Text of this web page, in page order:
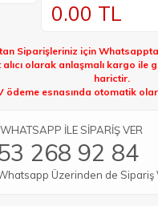
0.00 TL
Siparişleriniz için
olarak anlaşmalı kargo ile
harictir.
ödeme esnasında otomatik
İLE SİPARİŞ VER
268 92 84
Üzerinden de Sipariş